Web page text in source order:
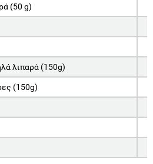
(50 g)
λιπαρά (150g)
(150g)